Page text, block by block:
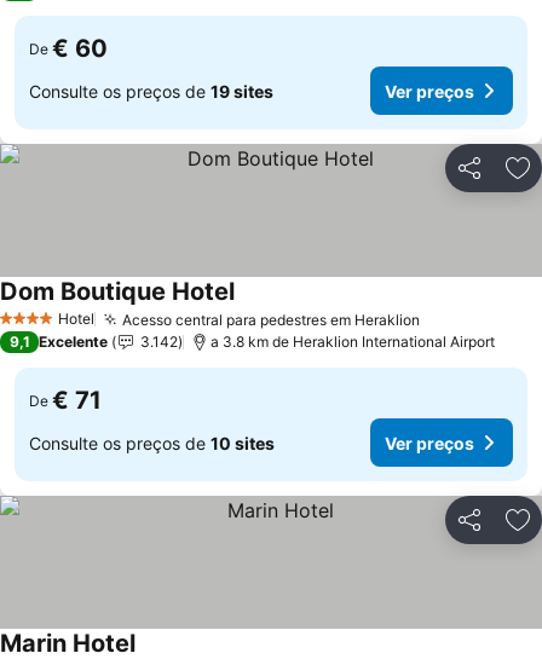
De € 60
Consulte os preços de 19 sites Ver preços
Partilhar
4 EstrelasHotel Acesso central para pedestres em Heraklion
Dom Boutique Hotel
9,1 Excelente 3.142 a 3.8 km de Heraklion International Airport
De € 71
Consulte os preços de 10 sites Ver preços
Partilhar
Marin Hotel